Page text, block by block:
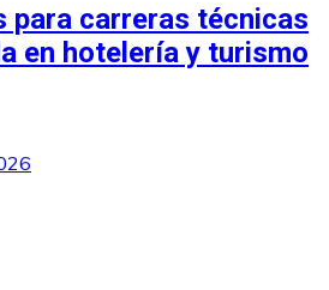
para carreras técnicas
en hotelería y turismo